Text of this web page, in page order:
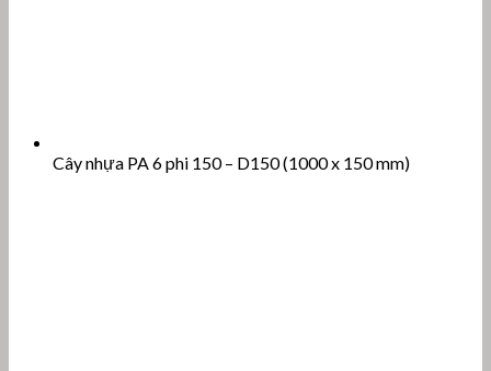
Cây nhựa PA 6 phi 150 – D150 (1000 x 150 mm)